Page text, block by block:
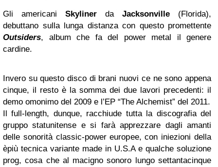
Gli americani Skyliner da Jacksonville (Florida),
debuttano sulla lunga distanza con questo promettente
Outsiders, album che fa del power metal il genere
cardine.
Invero su questo disco di brani nuovi ce ne sono appena
cinque, il resto è la somma dei due lavori precedenti: il
demo omonimo del 2009 e l’EP “The Alchemist” del 2011.
Il full-length, dunque, racchiude tutta la discografia del
gruppo statunitense e si farà apprezzare dagli amanti
delle sonorità classic-power europee, con iniezioni della
èpiù tecnica variante made in U.S.A e qualche soluzione
prog, cosa che al macigno sonoro lungo settantacinque